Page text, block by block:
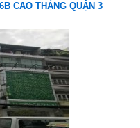
CAO THẮNG QUẬN 3